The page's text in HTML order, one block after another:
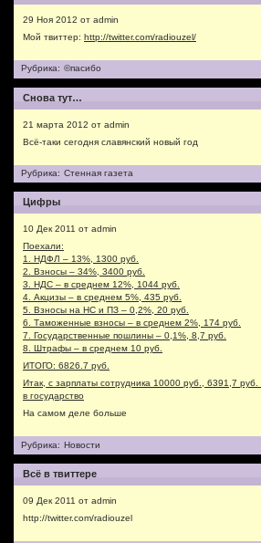
29 Ноя 2012 от admin
Мой твиттер: http://twitter.com/radiouzel/
Рубрика: ©пасибо
Снова тут…
21 марта 2012 от admin
Всё-таки сегодня славянский новый год
Рубрика: Стенная газета
Цифры
10 Дек 2011 от admin
Поехали:
1. НДФЛ – 13%, 1300 руб.
2. Взносы – 34%, 3400 руб.
3. НДС – в среднем 12%, 1044 руб.
4. Акцизы – в среднем 5%, 435 руб.
5. Взносы на НС и ПЗ – 0,2%, 20 руб.
6. Таможенные взносы – в среднем 2%, 174 руб.
7. Государственные пошлины – 0,1%, 8,7 руб.
8. Штрафы – в среднем 10 руб.
ИТОГО: 6826.7 руб.
Итак, с зарплаты сотрудника 10000 руб., 6391,7
в государство
На самом деле больше
Рубрика: Новости
Всё в твиттере
09 Дек 2011 от admin
http://twitter.com/radiouzel